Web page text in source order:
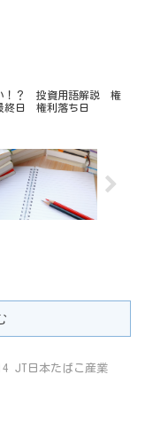
！？ 投資用語解説 権
終日 権利落ち日
JT日本たばこ産業